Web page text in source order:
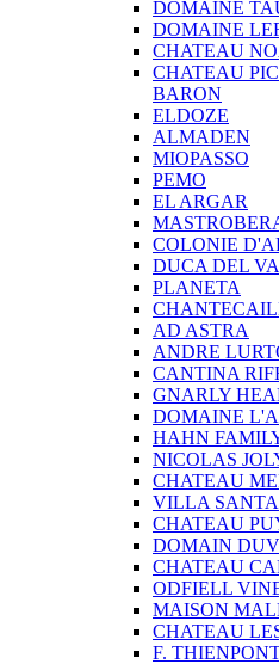
DOMAINE
DOMAINE
CHATEAU
CHATEAU
BARON
ELDOZE
ALMADEN
MIOPASSO
PEMO
EL ARGAR
COLONIE
DUCA DEL
PLANETA
AD ASTRA
ANDRE
CANTINA
GNARLY
DOMAINE
HAHN
NICOLAS
CHATEAU
VILLA
CHATEAU
DOMAIN
CHATEAU
ODFIELL
MAISON
CHATEAU
F.